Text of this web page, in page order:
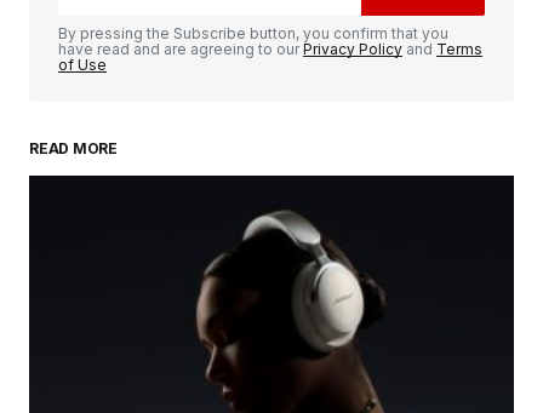
Your Name
Enregistrer mon nom, mon e-mail et mon
site dans le navigateur pour mon prochain
commentaire.
By pressing the Subscribe button, you confirm that you
have read and are agreeing to ourPrivacy Policy and Terms
of Use
READ MORE